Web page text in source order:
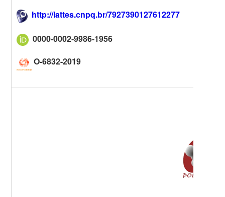
http://lattes.cnpq.br/7927390127612277
0000-0002-9986-1956
O-6832-2019